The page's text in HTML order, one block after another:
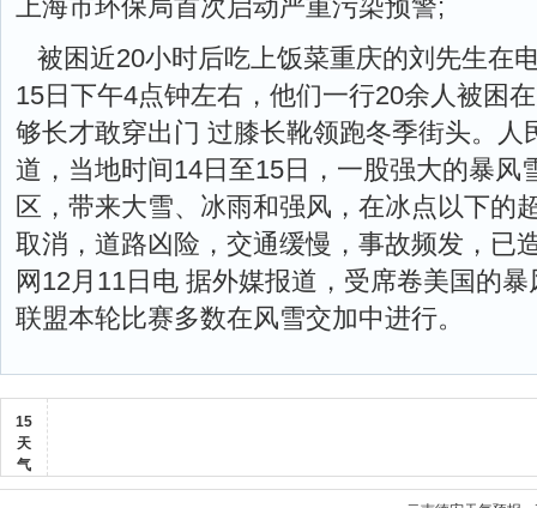
上海市环保局首次启动严重污染预警;
被困近20小时后吃上饭菜重庆的刘先生在
15日下午4点钟左右，他们一行20余人被困
够长才敢穿出门 过膝长靴领跑冬季街头。人
道，当地时间14日至15日，一股强大的暴风
区，带来大雪、冰雨和强风，在冰点以下的
取消，道路凶险，交通缓慢，事故频发，已
网12月11日电 据外媒报道，受席卷美国的
联盟本轮比赛多数在风雪交加中进行。
15
天
气